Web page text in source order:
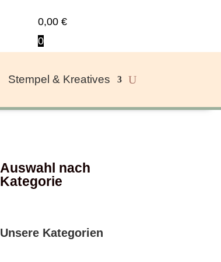
0,00€
0
Stempel & Kreatives
Auswahl nach
Kategorie
Unsere Kategorien